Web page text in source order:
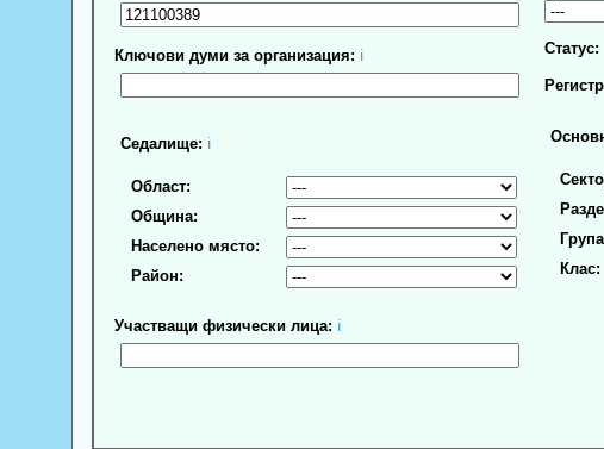
Ключови думи за организация: ℹ
Седалище: ℹ
Област:
Община:
Населено място:
Район:
Участващи физически лица: ℹ
Статус:
Клас: